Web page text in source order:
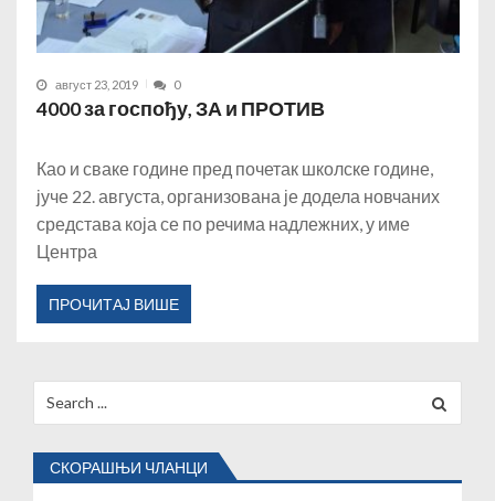
август 23, 2019 0
4000 за госпођу, ЗА и ПРОТИВ
Као и сваке године пред почетак школске године,
јуче 22. августа, организована је додела новчаних
средстава која се по речима надлежних, у име
Центра
ПРОЧИТАЈ ВИШЕ
for:
СКОРАШЊИ ЧЛАНЦИ